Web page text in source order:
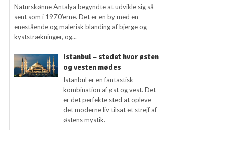
Naturskønne Antalya begyndte at udvikle sig så
sent som i 1970’erne. Det er en by med en
enestående og malerisk blanding af bjerge og
kyststrækninger, og...
Istanbul – stedet hvor østen
og vesten mødes
Istanbul er en fantastisk
kombination af øst og vest. Det
er det perfekte sted at opleve
det moderne liv tilsat et strejf af
østens mystik.